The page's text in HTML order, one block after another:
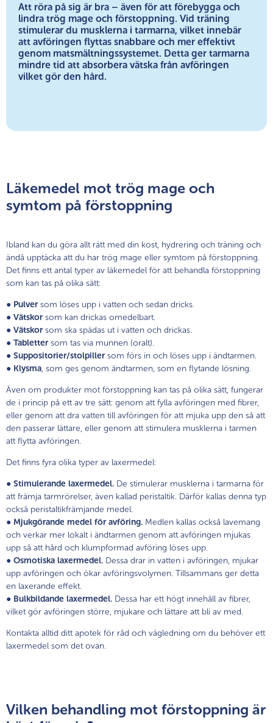
Att röra på sig är bra – även för att förebygga och
lindra trög mage och förstoppning. Vid träning
stimulerar du musklerna i tarmarna, vilket innebär
att avföringen flyttas snabbare och mer effektivt
genom matsmältningssystemet. Detta ger tarmarna
mindre tid att absorbera vätska från avföringen
vilket gör den hård.
Läkemedel mot trög mage och
symtom på förstoppning
Ibland kan du göra allt rätt med din kost, hydrering och träning och
ändå upptäcka att du har trög mage eller symtom på förstoppning.
Det finns ett antal typer av läkemedel för att behandla förstoppning
som kan tas på olika sätt:
● Pulversom löses upp i vatten och sedan dricks.
● Vätskorsom kan drickas omedelbart.
● Vätskorsom ska spädas ut i vatten och drickas.
● Tablettersom tas via munnen (oralt).
● Suppositorier/stolpillersom förs in och löses upp i ändtarmen.
● Klysma, som ges genom ändtarmen, som en flytande lösning.
Även om produkter mot förstoppning kan tas på olika sätt, fungerar
de i princip på ett av tre sätt: genom att fylla avföringen med fibrer,
eller genom att dra vatten till avföringen för att mjuka upp den så att
den passerar lättare, eller genom att stimulera musklerna i tarmen
att flytta avföringen.
Det finns fyra olika typer av laxermedel:
● Stimulerande laxermedel. De stimulerar musklerna i tarmarna för
att främja tarmrörelser, även kallad peristaltik. Därför kallas denna typ
också peristaltikfrämjande medel.
● Mjukgörande medel för avföring. Medlen kallas också lavemang
och verkar mer lokalt i ändtarmen genom att avföringen mjukas
upp så att hård och klumpformad avföring löses upp.
● Osmotiska laxermedel. Dessa drar in vatten i avföringen, mjukar
upp avföringen och ökar avföringsvolymen. Tillsammans ger detta
en laxerande effekt.
● Bulkbildande laxermedel. Dessa har ett högt innehåll av fibrer,
vilket gör avföringen större, mjukare och lättare att bli av med.
Kontakta alltid ditt apotek för råd och vägledning om du behöver ett
laxermedel som det ovan.
Vilken behandling mot förstoppning är